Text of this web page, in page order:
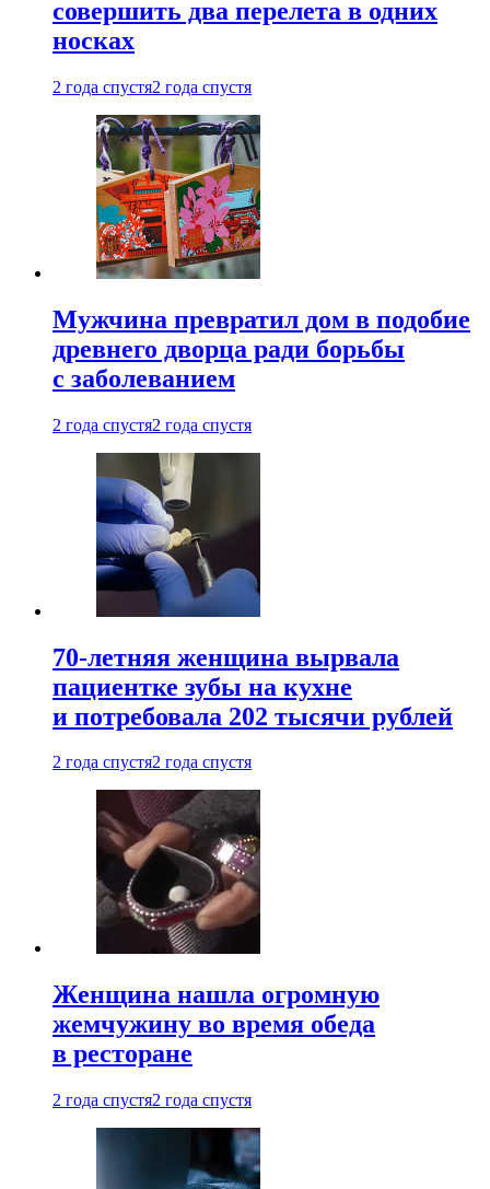
совершить два перелета в одних
носках
2 года спустя2 года спустя
Мужчина превратил дом в подобие
древнего дворца ради борьбы
с заболеванием
2 года спустя2 года спустя
70-летняя женщина вырвала
пациентке зубы на кухне
и потребовала 202 тысячи рублей
2 года спустя2 года спустя
Женщина нашла огромную
жемчужину во время обеда
в ресторане
2 года спустя2 года спустя